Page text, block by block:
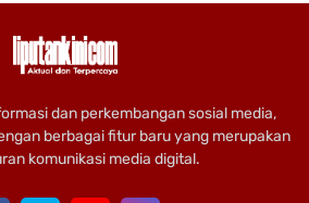
dan perkembangan sosial media,
berbagai fitur baru yang merupakan
komunikasi media digital.